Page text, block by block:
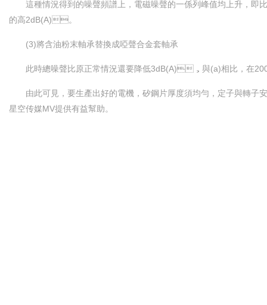
這種情況得到的噪聲頻譜上，電磁噪聲的一係列峰值均上升
的高2dB(A)。
(3)將含油粉末軸承替換成啞聲合金套軸承
此時總噪聲比原正常情況還要降低3dB(A)，與(a)相比，在
由此可見，要生產出好的電機，矽鋼片厚度須均勻，定子與轉子
星空传媒MV提供有益幫助。